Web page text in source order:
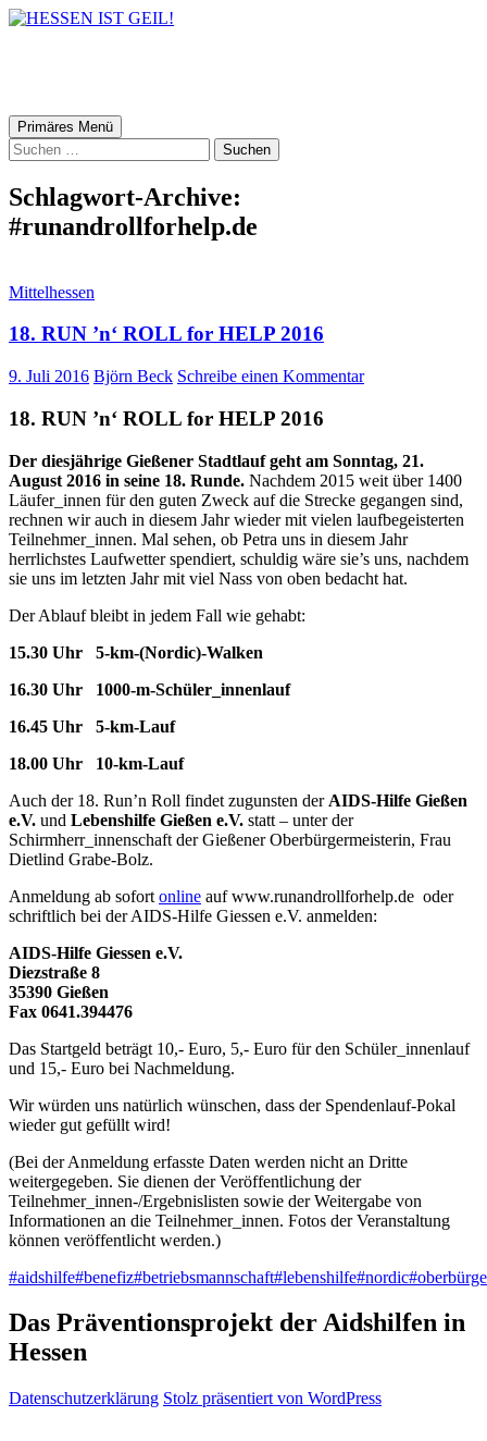
Suchen
Primäres Menü Zum
Inhalt
springen
Suchen
nach:
Schlagwort-Archive:
#runandrollforhelp.de
Mittelhessen
18. RUN ’n‘ ROLL for HELP 2016
9. Juli 2016 Björn Beck Schreibe einen Kommentar
18. RUN ’n‘ ROLL for HELP 2016
Der diesjährige Gießener Stadtlauf geht am Sonntag, 21.
August 2016 in seine 18. Runde. Nachdem 2015 weit über 1400
Läufer_innen für den guten Zweck auf die Strecke gegangen sind,
rechnen wir auch in diesem Jahr wieder mit vielen laufbegeisterten
Teilnehmer_innen. Mal sehen, ob Petra uns in diesem Jahr
herrlichstes Laufwetter spendiert, schuldig wäre sie’s uns, nachdem
sie uns im letzten Jahr mit viel Nass von oben bedacht hat.
Der Ablauf bleibt in jedem Fall wie gehabt:
15.30 Uhr 5-km-(Nordic)-Walken
16.30 Uhr 1000-m-Schüler_innenlauf
16.45 Uhr 5-km-Lauf
18.00 Uhr 10-km-Lauf
Auch der 18. Run’n Roll findet zugunsten der AIDS-Hilfe Gießen
e.V. und Lebenshilfe Gießen e.V. statt – unter der
Schirmherr_innenschaft der Gießener Oberbürgermeisterin, Frau
Dietlind Grabe-Bolz.
Anmeldung ab sofort online auf www.runandrollforhelp.de oder
schriftlich bei der AIDS-Hilfe Giessen e.V. anmelden:
AIDS-Hilfe Giessen e.V.
Diezstraße 8
35390 Gießen
Fax 0641.394476
Das Startgeld beträgt 10,- Euro, 5,- Euro für den Schüler_innenlauf
und 15,- Euro bei Nachmeldung.
Wir würden uns natürlich wünschen, dass der Spendenlauf-Pokal
wieder gut gefüllt wird!
(Bei der Anmeldung erfasste Daten werden nicht an Dritte
weitergegeben. Sie dienen der Veröffentlichung der
Teilnehmer_innen-/Ergebnislisten sowie der Weitergabe von
Informationen an die Teilnehmer_innen. Fotos der Veranstaltung
können veröffentlicht werden.)
#aidshilfe#benefiz#betriebsmannschaft#lebenshilfe#nordic
Das Präventionsprojekt der Aidshilfen in
Hessen
Datenschutzerklärung Stolz präsentiert von WordPress